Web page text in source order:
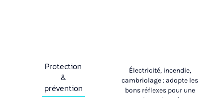
Protection
&
prévention
Électricité, incendie,
cambriolage : adopte les
bons réflexes pour une